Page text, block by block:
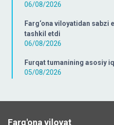
06/08/2026
Farg‘ona viloyatidan sabzi
tashkil etdi
06/08/2026
Furqat tumanining asosiy
05/08/2026
Farg'ona viloyat